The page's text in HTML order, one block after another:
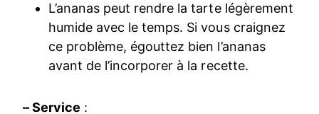
L’ananas peut rendre la tarte légèrement
humide avec le temps. Si vous craignez
ce problème, égouttez bien l’ananas
avant de l’incorporer à la recette.
– Service :